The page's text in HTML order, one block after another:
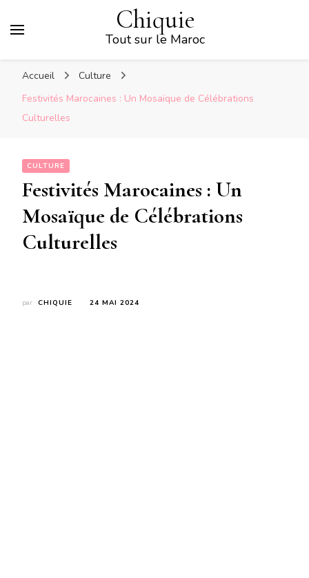
Chiquie
Tout sur le Maroc
Accueil
Culture
Festivités Marocaines : Un Mosaïque de Célébrations
Culturelles
CULTURE
Festivités Marocaines : Un
Mosaïque de Célébrations
Culturelles
par CHIQUIE 24 MAI 2024